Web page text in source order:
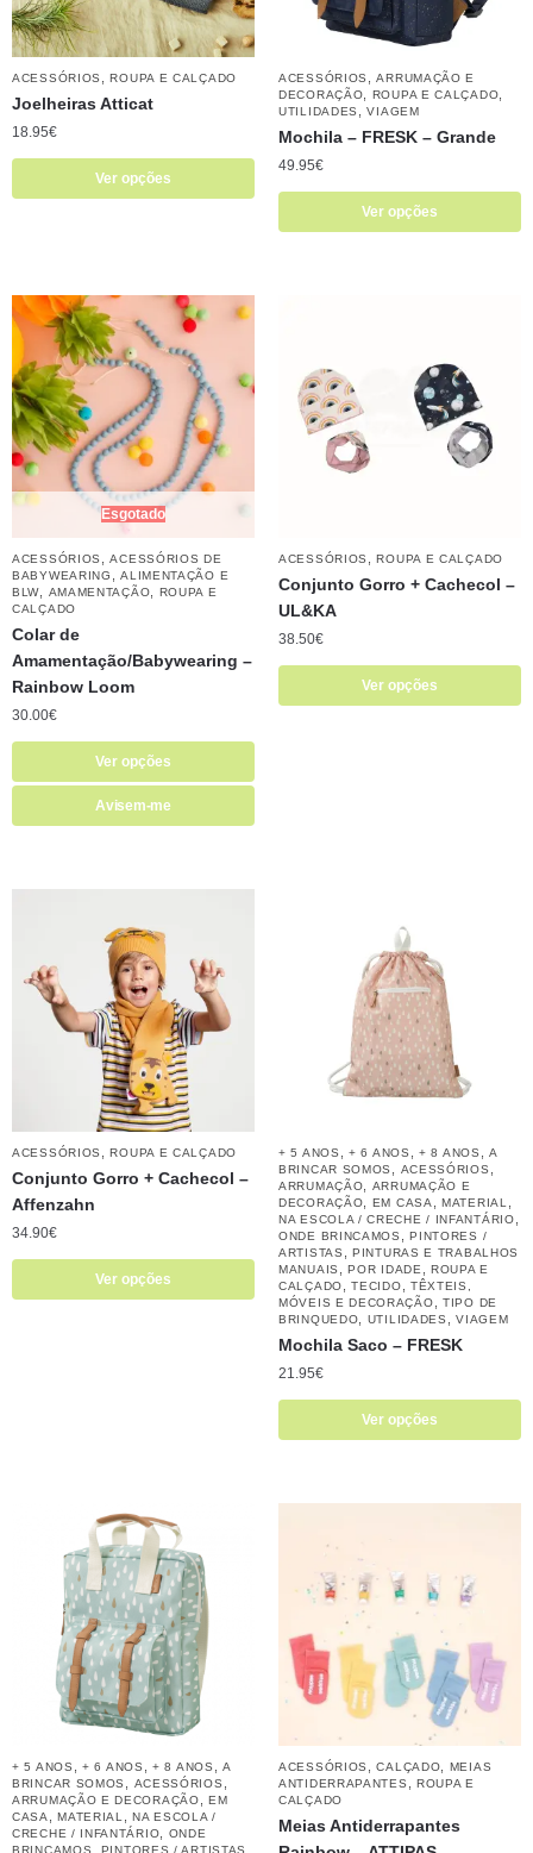
ACESSÓRIOS ,ROUPA E CALÇADO
Joelheiras Atticat
18.95€
Ver opções
ACESSÓRIOS ,ARRUMAÇÃO E
DECORAÇÃO
ROUPA E CALÇADO
UTILIDADES ,VIAGEM
Mochila – FRESK – Grande
49.95€
Ver opções
Esgotado
ACESSÓRIOS ,ACESSÓRIOS DE
BABYWEARING
,ALIMENTAÇÃO E
BLW
AMAMENTAÇÃO
ROUPA E
CALÇADO
Colar de
Amamentação/Babywearing –
Rainbow Loom
30.00€
Ver opções
Avisem-me
ACESSÓRIOS ,ROUPA E CALÇADO
Conjunto Gorro + Cachecol –
UL&KA
38.50€
Ver opções
ACESSÓRIOS ,ROUPA E CALÇADO
Conjunto Gorro + Cachecol –
Affenzahn
34.90€
Ver opções
+ 5 ANOS ,+ 6 ANOS ,+ 8 ANOS ,A
BRINCAR SOMOS
ACESSÓRIOS
ARRUMAÇÃO
ARRUMAÇÃO E
DECORAÇÃO
EM CASA ,MATERIAL
NA ESCOLA / CRECHE / INFANTÁRIO
ONDE BRINCAMOS ,PINTORES /
ARTISTAS
,PINTURAS E TRABALHOS
MANUAIS
,POR IDADE ,ROUPA E
CALÇADO
,TECIDO
TÊXTEIS,
MÓVEIS E DECORAÇÃO
,TIPO DE
BRINQUEDO
UTILIDADES ,VIAGEM
Mochila Saco – FRESK
21.95€
Ver opções
+ 5 ANOS ,+ 6 ANOS ,+ 8 ANOS ,A
BRINCAR SOMOS
ACESSÓRIOS
ARRUMAÇÃO E DECORAÇÃO ,EM
CASA
,MATERIAL ,NA ESCOLA /
CRECHE / INFANTÁRIO
ONDE
BRINCAMOS
PINTORES / ARTISTAS
ACESSÓRIOS ,CALÇADO
MEIAS
ANTIDERRAPANTES
ROUPA E
CALÇADO
Meias Antiderrapantes